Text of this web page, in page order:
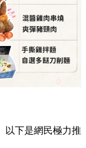
3069-T18 號